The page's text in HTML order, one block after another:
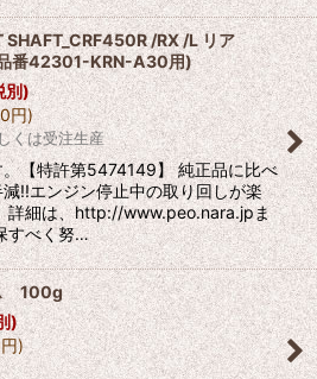
SHAFT_CRF450R /RX /L リア
42301-KRN-A30用)
別)
円)
くは受注生産
【特許第5474149】 純正品に比べ
!!エンジン停止中の取り回しが楽
詳細は、http://www.peo.nara.jpま
すべく努…
100g
)
円)